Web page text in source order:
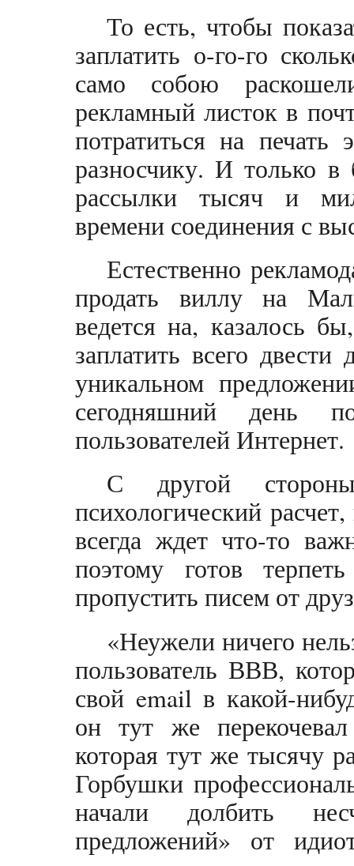
То есть, чтобы
заплатить о-го-го
само собою
рекламный листок в
потратиться на печать
разносчику. И только в
рассылки тысяч и
времени соединения с
Естественно
продать виллу на
ведется на, казалось
заплатить всего
уникальном
сегодняшний день
пользователей Интернет.
С другой
психологический
всегда ждет что-то
поэтому готов
пропустить писем от
«Неужели ничего
пользователь ВВВ,
свой email в какой-
он тут же
которая тут же тысячу
Горбушки
начали долбить
предложений» от